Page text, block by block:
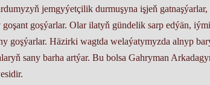
jemgyýetçilik durmuşyna işjeň
goşant goşýarlar. Olar ilatyň gündelik sarp edýän,
goşýarlar. Häzirki wagtda welaýatymyzda alnyp
sany barha artýar. Bu bolsa Gahryman